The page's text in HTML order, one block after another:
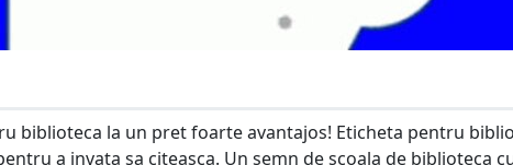
biblioteca la un pret foarte avantajos! Eticheta pentru
a invata sa citeasca. Un semn de scoala de biblioteca